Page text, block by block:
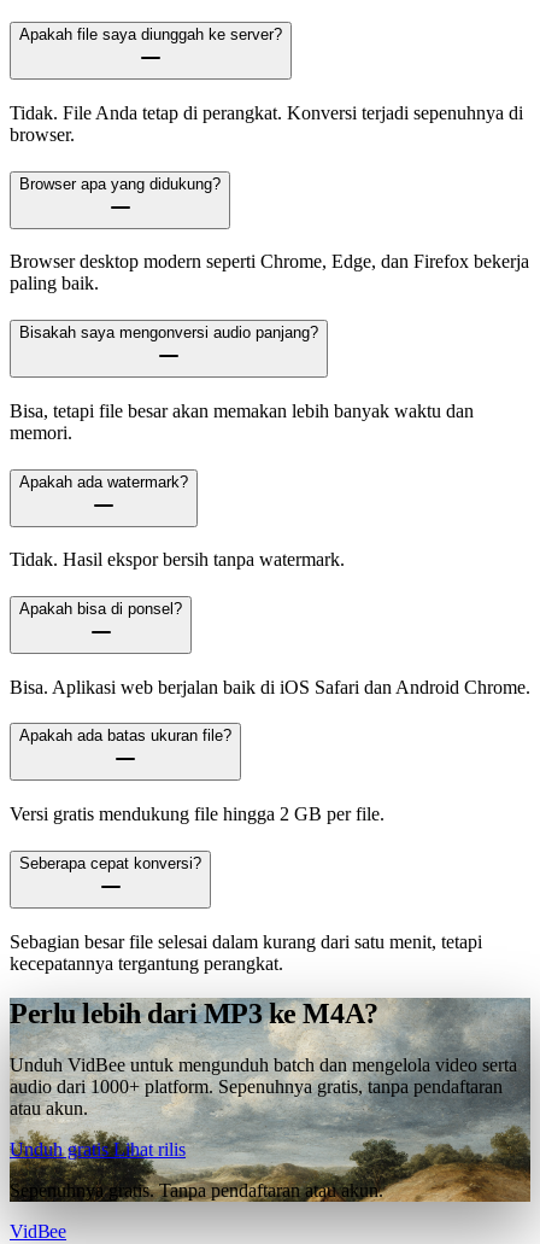
Apakah file saya diunggah ke server?
Tidak. File Anda tetap di perangkat. Konversi terjadi sepenuhnya di
browser.
Browser apa yang didukung?
Browser desktop modern seperti Chrome, Edge, dan Firefox bekerja
paling baik.
Bisakah saya mengonversi audio panjang?
Bisa, tetapi file besar akan memakan lebih banyak waktu dan
memori.
Apakah ada watermark?
Tidak. Hasil ekspor bersih tanpa watermark.
Apakah bisa di ponsel?
Bisa. Aplikasi web berjalan baik di iOS Safari dan Android Chrome.
Apakah ada batas ukuran file?
Versi gratis mendukung file hingga 2 GB per file.
Seberapa cepat konversi?
Sebagian besar file selesai dalam kurang dari satu menit, tetapi
kecepatannya tergantung perangkat.
Perlu lebih dari MP3 ke M4A?
Unduh VidBee untuk mengunduh batch dan mengelola video serta
audio dari 1000+ platform. Sepenuhnya gratis, tanpa pendaftaran
atau akun.
Unduh gratisLihat rilis
Sepenuhnya gratis. Tanpa pendaftaran atau akun.
VidBee